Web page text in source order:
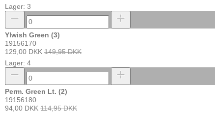
Lager: 3
Ylwish Green (3)
19156170
129,00 DKK 149,95 DKK
Lager: 4
Perm. Green Lt. (2)
19156180
94,00 DKK 114,95 DKK